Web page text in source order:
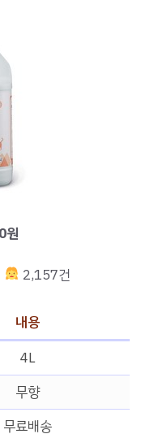
원
2,157건
내용
4L
무향
무료배송